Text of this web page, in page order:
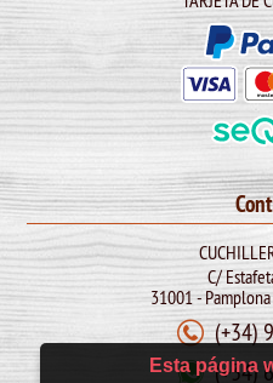
C/
31001 -
(+34)
(+34)
Esta página